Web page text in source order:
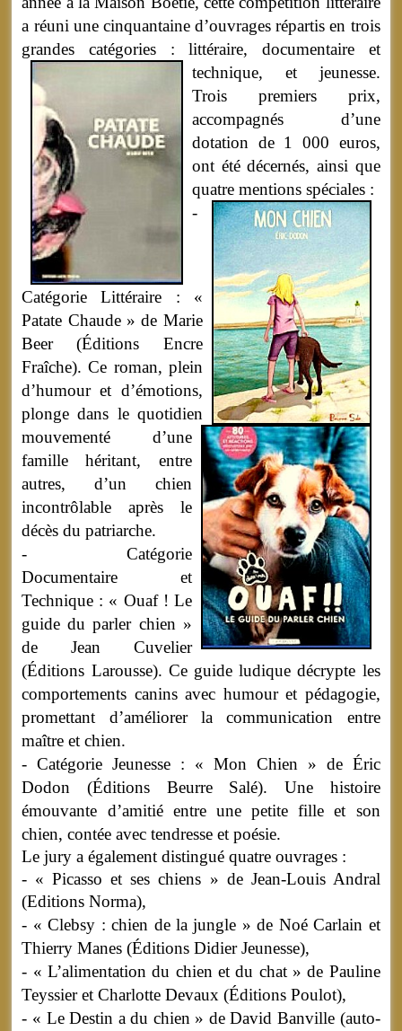
a réuni une cinquantaine d’ouvrages répartis en trois
grandes catégories : littéraire, documentaire et
technique, et jeunesse.
Trois premiers prix,
accompagnés d’une
dotation de 1 000 euros,
ont été décernés, ainsi que
quatre mentions spéciales :
-
Catégorie Littéraire : «
Patate Chaude » de Marie
Beer (Éditions Encre
Fraîche). Ce roman, plein
d’humour et d’émotions,
plonge dans le quotidien
mouvementé d’une
famille héritant, entre
autres, d’un chien
incontrôlable après le
décès du patriarche.
- Catégorie
Documentaire et
Technique : « Ouaf ! Le
guide du parler chien »
de Jean Cuvelier
(Éditions Larousse). Ce guide ludique décrypte les
comportements canins avec humour et pédagogie,
promettant d’améliorer la communication entre
maître et chien.
- Catégorie Jeunesse : « Mon Chien » de Éric
Dodon (Éditions Beurre Salé). Une histoire
émouvante d’amitié entre une petite fille et son
chien, contée avec tendresse et poésie.
Le jury a également distingué quatre ouvrages :
- « Picasso et ses chiens » de Jean-Louis Andral
(EditionsNorma),
- « Clebsy : chien de la jungle » de Noé Carlain et
Thierry Manes (Éditions Didier Jeunesse),
- « L’alimentation du chien et du chat » de Pauline
Teyssier et Charlotte Devaux (Éditions Poulot),
- « Le Destin a du chien » de David Banville (auto-